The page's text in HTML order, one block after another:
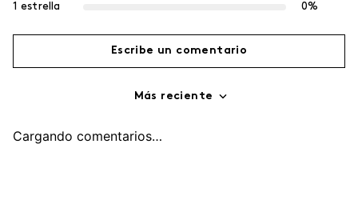
1 estrella
0%
Escribe un comentario
Título
Más reciente
Cargando comentarios…